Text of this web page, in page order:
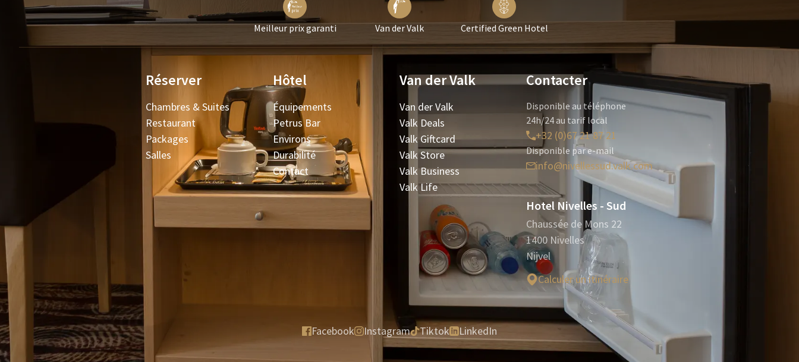
Meilleur prix garanti Van der Valk Certified Green Hotel
Réserver
Chambres & Suites
Restaurant
Packages
Salles
Hôtel
Équipements
Petrus Bar
Environs
Durabilité
Contact
Van der Valk
Van der Valk
Valk Deals
Valk Giftcard
Valk Store
Valk Business
Valk Life
Contacter
Disponible au téléphone
24h/24 au tarif local
+32 (0)67 21 87 21
Disponible par e-mail
info@nivellessud.valk.com
Hotel Nivelles - Sud
Chaussée de Mons 22
1400 Nivelles
Nijvel
Calculer un itinéraire
Facebook Instagram Tiktok LinkedIn